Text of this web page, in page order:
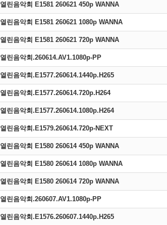
열린음악회 E1581 260621 450p WANNA
열린음악회 E1581 260621 1080p WANNA
열린음악회 E1581 260621 720p WANNA
열린음악회.260614.AV1.1080p-PP
열린음악회.E1577.260614.1440p.H265
열린음악회.E1577.260614.720p.H264
열린음악회.E1577.260614.1080p.H264
열린음악회.E1579.260614.720p-NEXT
열린음악회 E1580 260614 450p WANNA
열린음악회 E1580 260614 1080p WANNA
열린음악회 E1580 260614 720p WANNA
열린음악회.260607.AV1.1080p-PP
열린음악회.E1576.260607.1440p.H265